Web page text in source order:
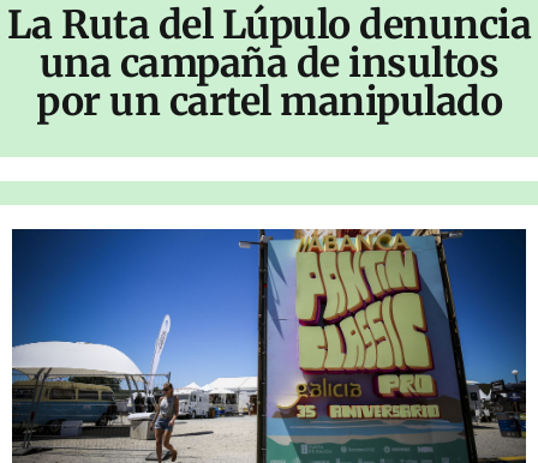
La Ruta del Lúpulo denuncia
una campaña de insultos
por un cartel manipulado